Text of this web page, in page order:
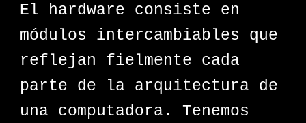
El hardware consiste en
módulos intercambiables que
reflejan fielmente cada
parte de la arquitectura de
una computadora. Tenemos